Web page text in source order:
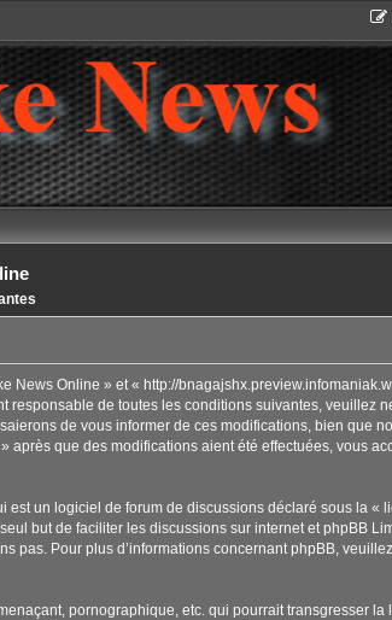
News Online » et « http://
responsable de toutes les conditions suivantes, veuillez
de vous informer de ces modifications, bien que
que des modifications aient été effectuées, vous
un logiciel de forum de discussions déclaré sous la «
but de faciliter les discussions sur internet et phpBB
pas. Pour plus d’informations concernant phpBB,
pornographique, etc. qui pourrait transgresser la